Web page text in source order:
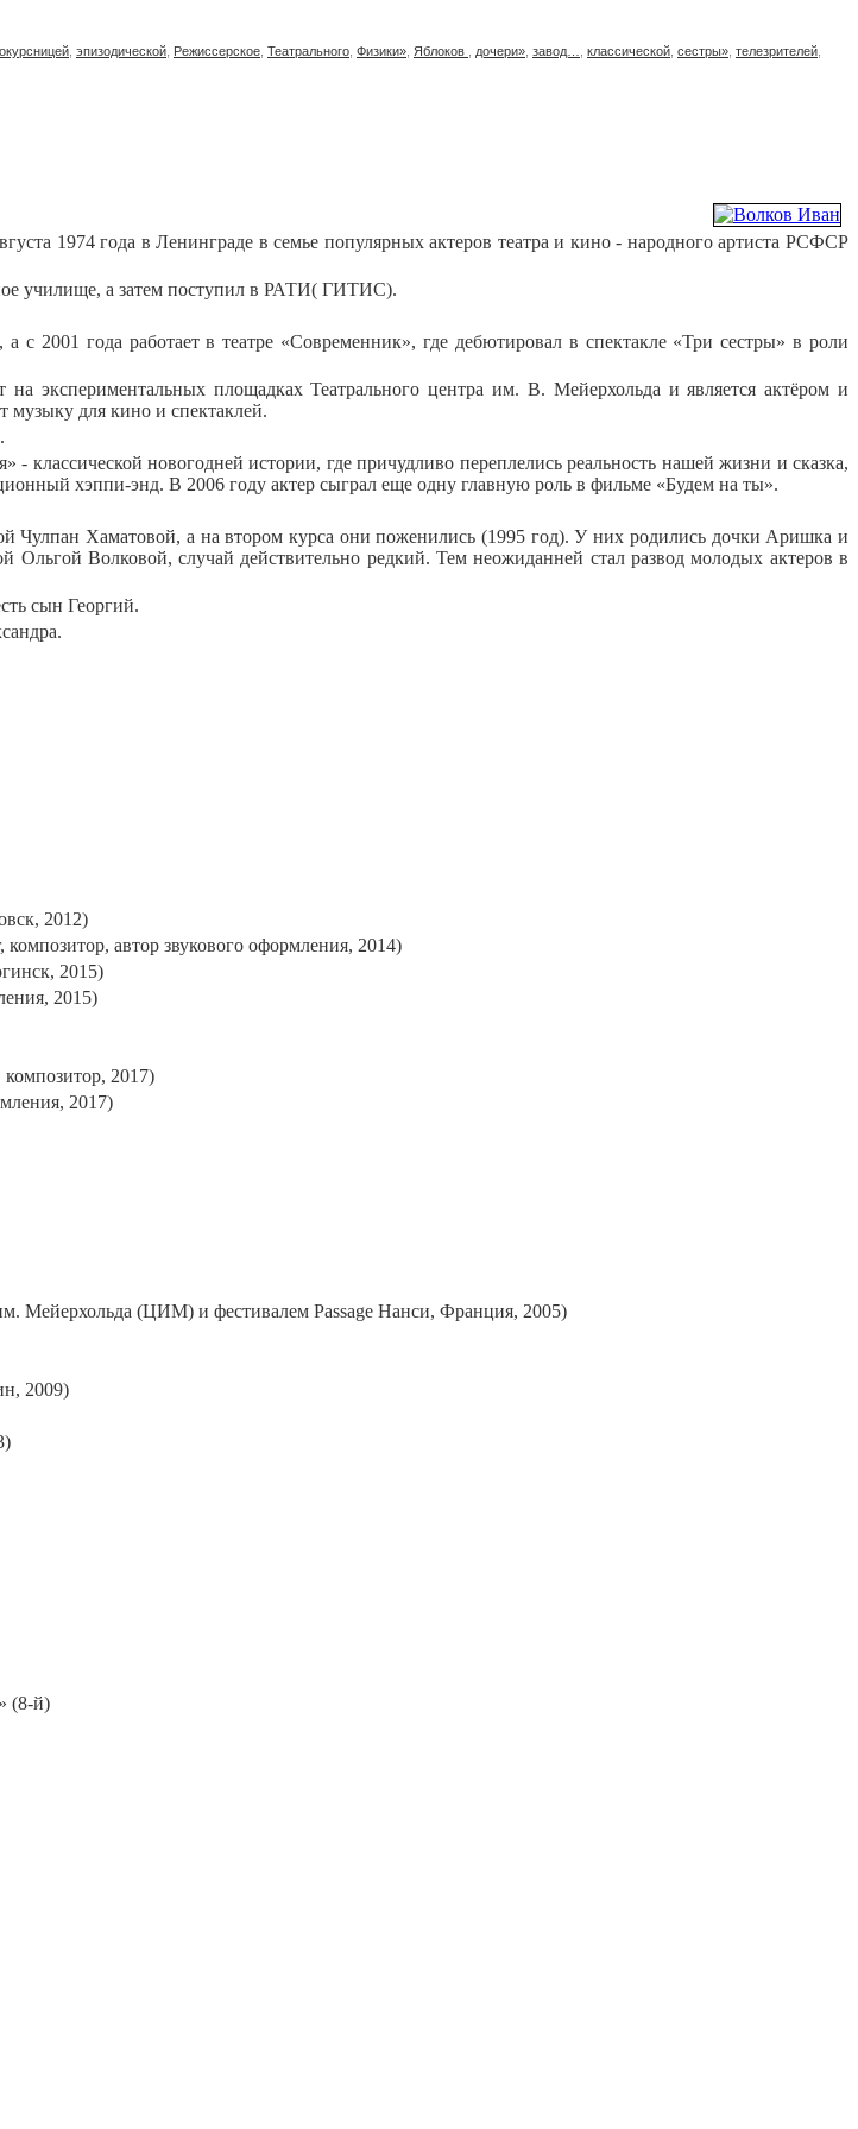
эпизодической Режиссерское Театрального Физики» Яблоков дочери» завод… классической сестры» телезрителей
1974 года в Ленинграде в семье популярных актеров театра и кино - народного артиста РСФСР
училище, а затем поступил в РАТИ( ГИТИС).
2001 года работает в театре «Современник», где дебютировал в спектакле «Три сестры» в роли
экспериментальных площадках Театрального центра им. В. Мейерхольда и является актёром и
для кино и спектаклей.
новогодней истории, где причудливо переплелись реальность нашей жизни и сказка,
хэппи-энд. В 2006 году актер сыграл еще одну главную роль в фильме «Будем на ты».
Хаматовой, а на втором курса они поженились (1995 год). У них родились дочки Аришка и
Волковой, случай действительно редкий. Тем неожиданней стал развод молодых актеров в
сын Георгий.
2012)
автор звукового оформления, 2014)
2015)
2015)
2017)
2017)
Мейерхольда (ЦИМ) и фестивалем Passage Нанси, Франция, 2005)
2009)
(8-й)